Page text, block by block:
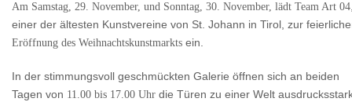
Am Samstag, 29. November, und Sonntag, 30. November, lädt Team Art 04
einer der ältesten Kunstvereine von St. Johann in Tirol, zur
Eröffnung des Weihnachtskunstmarkts ein.
In der stimmungsvoll geschmückten Galerie öffnen sich an beiden
Tagen von 11.00 bis 17.00 Uhr die Türen zu einer Welt